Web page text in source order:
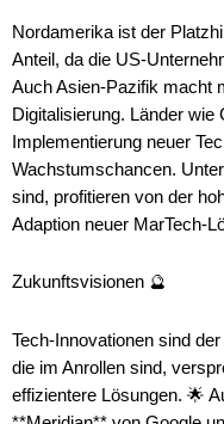
Nordamerika ist der
Anteil, da die US-
Auch Asien-Pazifik macht
Digitalisierung. Länder wie
Implementierung neuer
Wachstumschancen.
sind, profitieren von der
Adaption neuer MarTech-
Zukunftsvisionen 🔮
Tech-Innovationen sind
die im Anrollen sind,
effizientere Lösungen. 🌟